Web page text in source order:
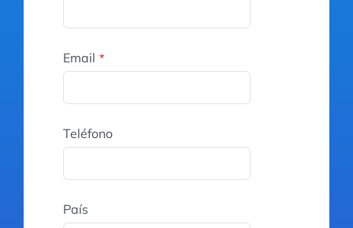
Email *
Teléfono
País